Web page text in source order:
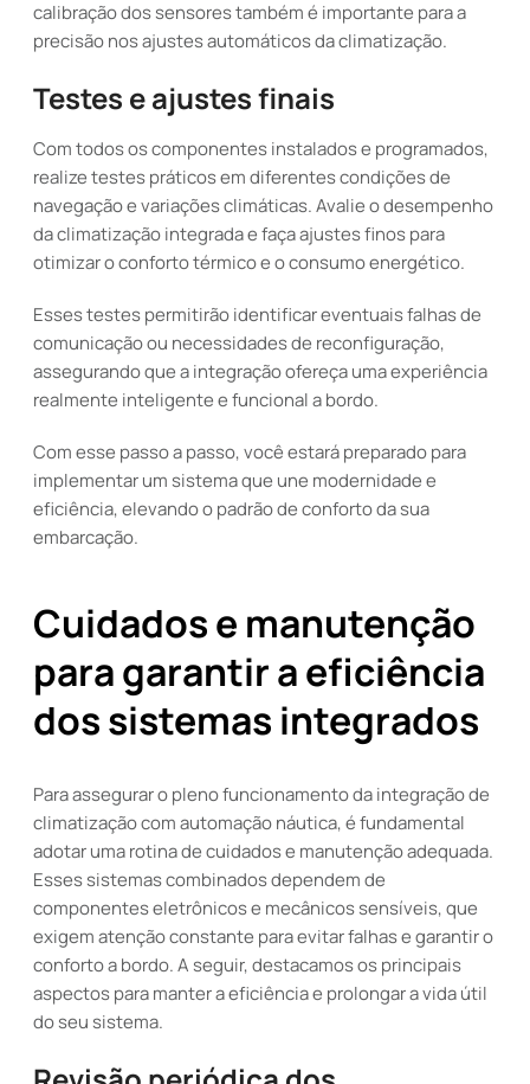
calibração dos sensores também é importante para a
precisão nos ajustes automáticos da climatização.
Testes e ajustes finais
Com todos os componentes instalados e programados,
realize testes práticos em diferentes condições de
navegação e variações climáticas. Avalie o desempenho
da climatização integrada e faça ajustes finos para
otimizar o conforto térmico e o consumo energético.
Esses testes permitirão identificar eventuais falhas de
comunicação ou necessidades de reconfiguração,
assegurando que a integração ofereça uma experiência
realmente inteligente e funcional a bordo.
Com esse passo a passo, você estará preparado para
implementar um sistema que une modernidade e
eficiência, elevando o padrão de conforto da sua
embarcação.
Cuidados e manutenção
para garantir a eficiência
dos sistemas integrados
Para assegurar o pleno funcionamento da integração de
climatização com automação náutica, é fundamental
adotar uma rotina de cuidados e manutenção adequada.
Esses sistemas combinados dependem de
componentes eletrônicos e mecânicos sensíveis, que
exigem atenção constante para evitar falhas e garantir o
conforto a bordo. A seguir, destacamos os principais
aspectos para manter a eficiência e prolongar a vida útil
do seu sistema.